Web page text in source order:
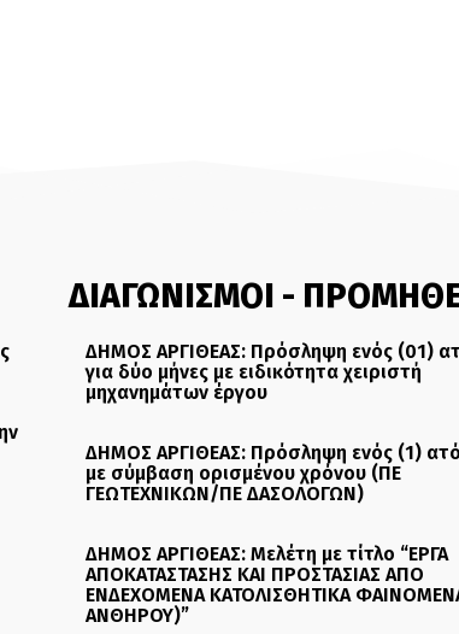
ΔΙΑΓΩΝΙΣΜΟΙ -
ΔΗΜΟΣ ΑΡΓΙΘΕΑΣ: Πρόσληψη ενός (01)
για δύο μήνες με ειδικότητα χειριστή
μηχανημάτων έργου
ΔΗΜΟΣ ΑΡΓΙΘΕΑΣ: Πρόσληψη ενός (1)
με σύμβαση ορισμένου χρόνου (ΠΕ
ΓΕΩΤΕΧΝΙΚΩΝ/ΠΕ ΔΑΣΟΛΟΓΩΝ)
ΔΗΜΟΣ ΑΡΓΙΘΕΑΣ: Μελέτη με τίτλο “ΕΡΓΑ
ΑΠΟΚΑΤΑΣΤΑΣΗΣ ΚΑΙ ΠΡΟΣΤΑΣΙΑΣ ΑΠΟ
ΕΝΔΕΧΟΜΕΝΑ ΚΑΤΟΛΙΣΘΗΤΙΚΑ
ΑΝΘΗΡΟΥ)”